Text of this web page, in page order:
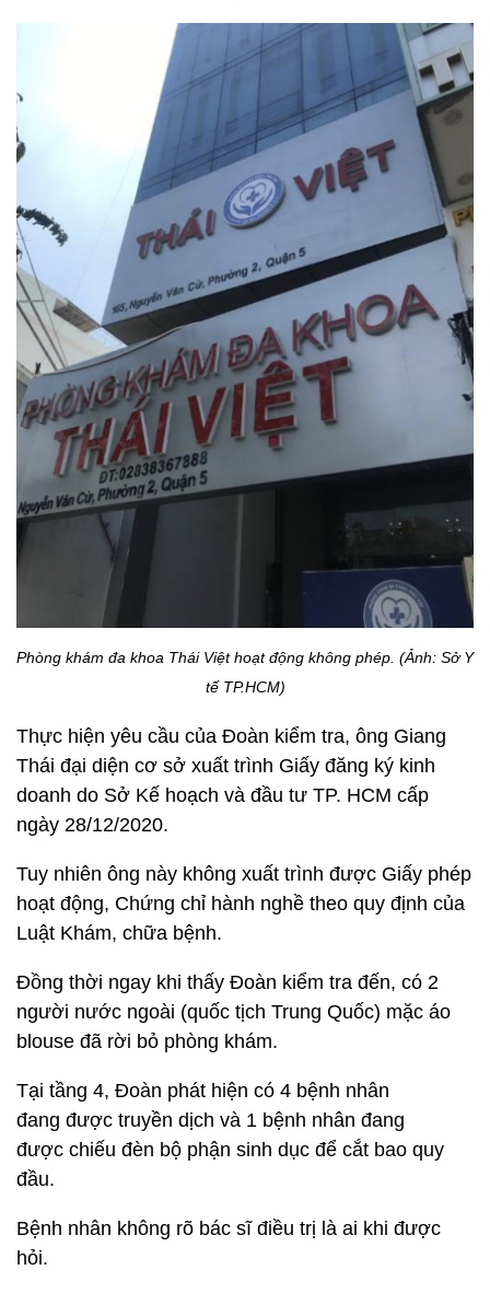
Phòng khám đa khoa Thái Việt hoạt động không phép. (Ảnh: Sở Y
tế TP.HCM)
Thực hiện yêu cầu của Đoàn kiểm tra, ông Giang
Thái đại diện cơ sở xuất trình Giấy đăng ký kinh
doanh do Sở Kế hoạch và đầu tư TP. HCM cấp
ngày 28/12/2020.
Tuy nhiên ông này không xuất trình được Giấy phép
hoạt động, Chứng chỉ hành nghề theo quy định của
Luật Khám, chữa bệnh.
Đồng thời ngay khi thấy Đoàn kiểm tra đến, có 2
người nước ngoài (quốc tịch Trung Quốc) mặc áo
blouse đã rời bỏ phòng khám.
Tại tầng 4, Đoàn phát hiện có 4 bệnh nhân
đang được truyền dịch và 1 bệnh nhân đang
được chiếu đèn bộ phận sinh dục để cắt bao quy
đầu.
Bệnh nhân không rõ bác sĩ điều trị là ai khi được
hỏi.